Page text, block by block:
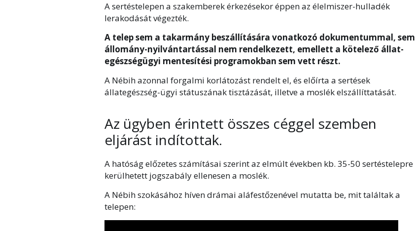
A sertéstelepen a szakemberek érkezésekor éppen az élelmiszer-hulladék
lerakodását végezték.
A telep sem a takarmány beszállítására vonatkozó dokumentummal, sem
állomány-nyilvántartással nem rendelkezett, emellett a kötelező állat-
egészségügyi mentesítési programokban sem vett részt.
A Nébih azonnal forgalmi korlátozást rendelt el, és előírta a sertések
állategészség-ügyi státuszának tisztázását, illetve a moslék elszállíttatását.
Az ügyben érintett összes céggel szemben
eljárást indítottak.
A hatóság előzetes számításai szerint az elmúlt években kb. 35-50 sertéstelepre
kerülhetett jogszabály ellenesen a moslék.
A Nébih szokásához híven drámai aláfestőzenével mutatta be, mit találtak a
telepen: